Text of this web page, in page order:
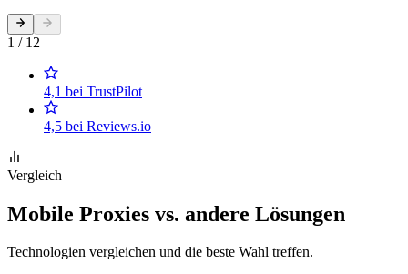
1 / 12
4,1 bei TrustPilot
4,5 bei Reviews.io
Vergleich
Mobile Proxies vs. andere Lösungen
Technologien vergleichen und die beste Wahl treffen.